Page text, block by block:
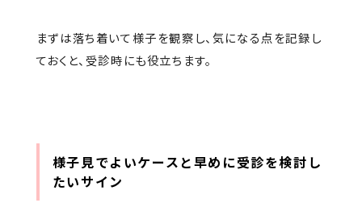
まずは落ち着いて様子を観察し、気になる点を記録し
ておくと、受診時にも役立ちます。
様子見でよいケースと早めに受診を検討し
たいサイン